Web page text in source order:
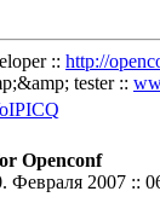
:: http://
tester ::
ICQ
Openconf
Февраля 2007 ::